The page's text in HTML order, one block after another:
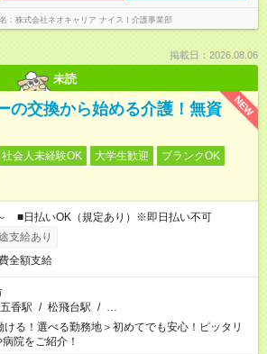
株式会社ネオキャリア ナイス！介護事業部
掲載日：2026.08.06
未読
NEW
の交換から始める介護！無資
社会人未経験OK 大学生歓迎
ブランクOK
■日払いOK（規定あり）※即日払い不可
支給あり
全額支給
五香駅 / 松飛台駅 / …
ける！選べる勤務地＞初めてでも安心！ピッタリ
院をご紹介！